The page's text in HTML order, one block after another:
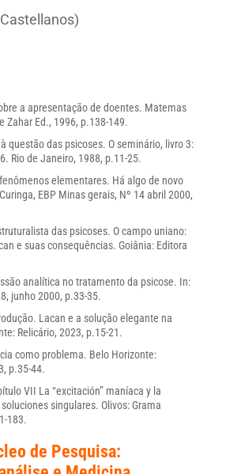
a apresentação de doentes. Matemas
Zahar Ed., 1996, p.138-149.
questão das psicoses. O seminário, livro 3:
Rio de Janeiro, 1988, p.11-25.
elementares. Há algo de novo
EBP Minas gerais, Nº 14 abril 2000,
das psicoses. O campo uniano:
e suas consequências. Goiânia: Editora
analítica no tratamento da psicose. In:
junho 2000, p.33-35.
Lacan e a solução elegante na
Relicário, 2023, p.15-21.
como problema. Belo Horizonte:
p.35-44.
VII La “excitación” maníaca y la
singulares. Olivos: Grama
183.
de Pesquisa: